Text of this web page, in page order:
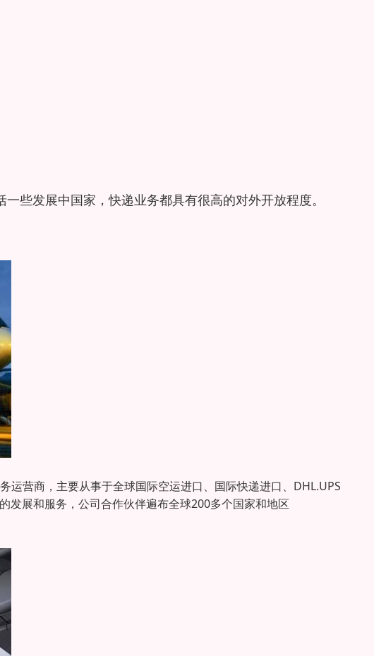
些发展中国家，快递业务都具有很高的对外开放程度。
营商，主要从事于全球国际空运进口、国际快递进口、DHL.UPS
发展和服务，公司合作伙伴遍布全球200多个国家和地区